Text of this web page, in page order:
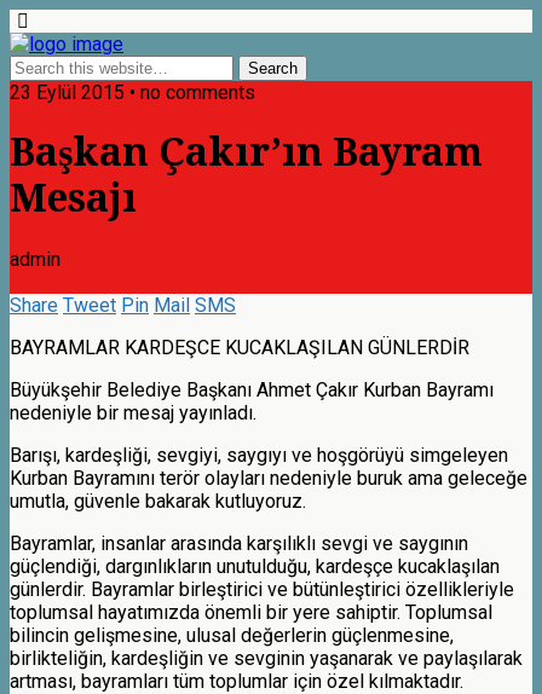
23 Eylül 2015 • no comments
Başkan Çakır’ın Bayram
Mesajı
admin
Share Tweet Pin Mail SMS
BAYRAMLAR KARDEŞCE KUCAKLAŞILAN GÜNLERDİR
Büyükşehir Belediye Başkanı Ahmet Çakır Kurban Bayramı
nedeniyle bir mesaj yayınladı.
Barışı, kardeşliği, sevgiyi, saygıyı ve hoşgörüyü simgeleyen
Kurban Bayramını terör olayları nedeniyle buruk ama geleceğe
umutla, güvenle bakarak kutluyoruz.
Bayramlar, insanlar arasında karşılıklı sevgi ve saygının
güçlendiği, dargınlıkların unutulduğu, kardeşçe kucaklaşılan
günlerdir. Bayramlar birleştirici ve bütünleştirici özellikleriyle
toplumsal hayatımızda önemli bir yere sahiptir. Toplumsal
bilincin gelişmesine, ulusal değerlerin güçlenmesine,
birlikteliğin, kardeşliğin ve sevginin yaşanarak ve paylaşılarak
artması, bayramları tüm toplumlar için özel kılmaktadır.